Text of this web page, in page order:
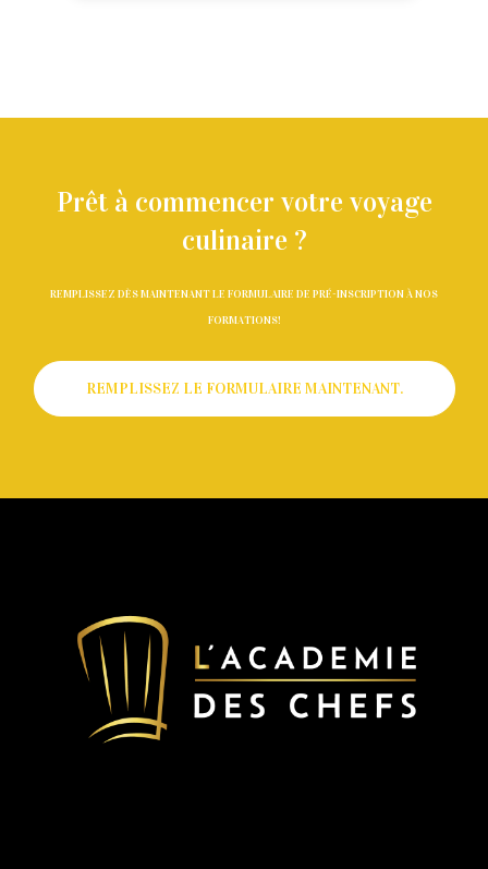
Prêt à commencer votre voyage
culinaire ?
REMPLISSEZ DÈS MAINTENANT LE FORMULAIRE DE PRÉ-INSCRIPTION À NOS
FORMATIONS!
REMPLISSEZ LE FORMULAIRE MAINTENANT.